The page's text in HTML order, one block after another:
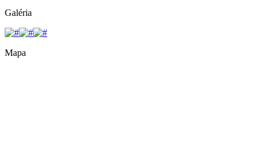
Galéria
Mapa